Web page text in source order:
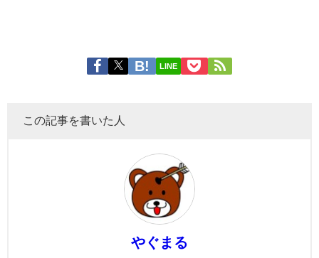
LINE
この記事を書いた人
やぐまる